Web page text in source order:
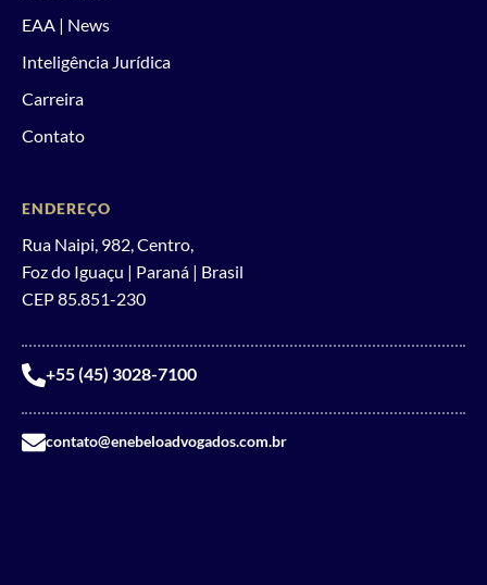
EAA | News
Inteligência Jurídica
Carreira
Contato
ENDEREÇO
Rua Naipi, 982, Centro,
Foz do Iguaçu | Paraná | Brasil
CEP 85.851-230
+55 (45) 3028-7100
contato@enebeloadvogados.com.br